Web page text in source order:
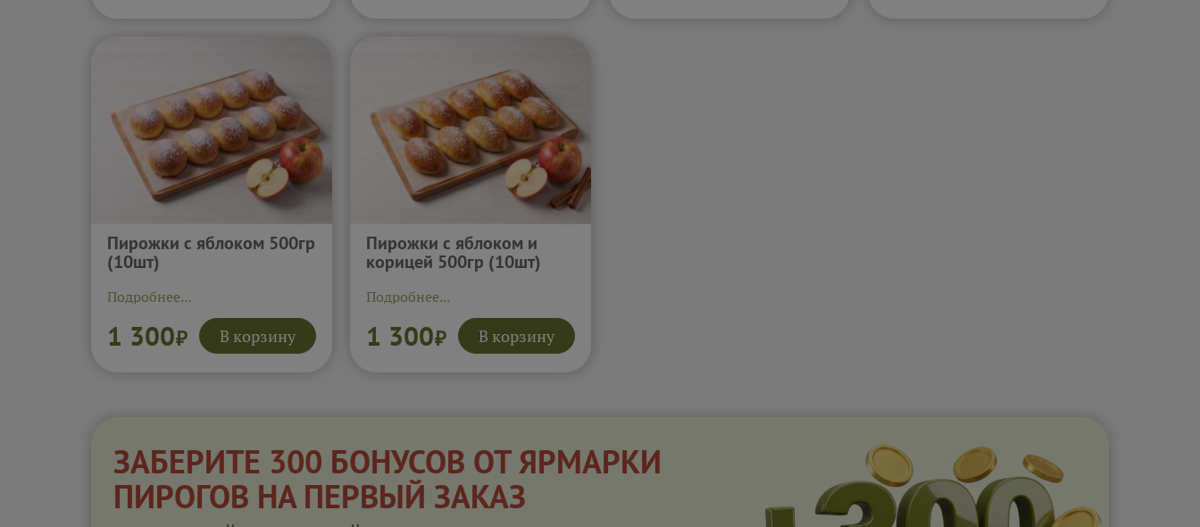
Пирожки с яблоком 500гр
(10шт)
Подробнее...
1 300₽ В корзину
Пирожки с яблоком и
корицей 500гр (10шт)
Подробнее...
1 300₽ В корзину
ЗАБЕРИТЕ 300 БОНУСОВ ОТ ЯРМАРКИ
ПИРОГОВ НА ПЕРВЫЙ ЗАКАЗ